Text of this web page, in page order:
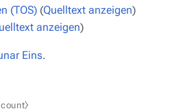
(TOS) (Quelltext anzeigen)
anzeigen)
Eins.